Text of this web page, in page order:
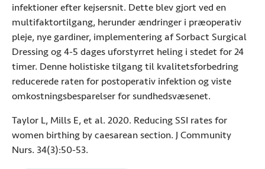
infektioner efter kejsersnit. Dette blev gjort ved en
multifaktortilgang, herunder ændringer i præoperativ
pleje, nye gardiner, implementering af Sorbact Surgical
Dressing og 4-5 dages uforstyrret heling i stedet for 24
timer. Denne holistiske tilgang til kvalitetsforbedring
reducerede raten for postoperativ infektion og viste
omkostningsbesparelser for sundhedsvæsenet.
Taylor L, Mills E, et al. 2020. Reducing SSI rates for
women birthing by caesarean section. J Community
Nurs. 34(3):50-53.